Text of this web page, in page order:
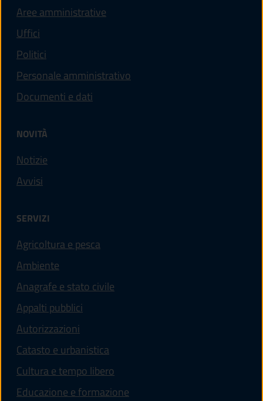
Aree amministrative
Uffici
Politici
Personale amministrativo
Documenti e dati
NOVITÀ
Notizie
Avvisi
SERVIZI
Agricoltura e pesca
Ambiente
Anagrafe e stato civile
Appalti pubblici
Autorizzazioni
Catasto e urbanistica
Cultura e tempo libero
Educazione e formazione